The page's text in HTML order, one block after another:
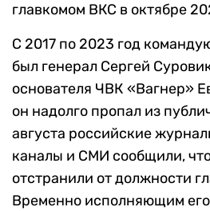
главкомом ВКС в октябре
С 2017 по 2023 год
был генерал Сергей
основателя ЧВК «Вагнер»
он надолго пропал из
августа российские
каналы и СМИ сообщили,
отстранили от должности
Временно исполняющим его